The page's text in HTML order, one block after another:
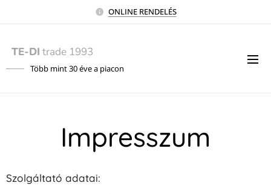
ONLINE RENDELÉS
TE-DI trade 1993
Több mint 30 éve a piacon
Impresszum
Szolgáltató adatai: